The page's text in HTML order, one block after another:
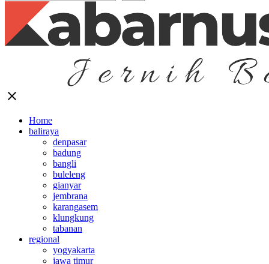
close
Home
baliraya
denpasar
badung
bangli
buleleng
gianyar
jembrana
karangasem
klungkung
tabanan
regional
yogyakarta
jawa timur